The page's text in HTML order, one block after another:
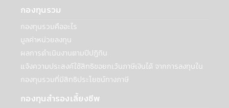
ปฏิบัติตามกฎหมาย กระบวนการทางกฎหมาย
หรือกฎข้อบังคับ เพื่อสนับสนุนการตรวจสอบ
การปฏิบัติตาม และหน้าที่การกำกับดูแลกิจการ
• หน่วยงานบังคับใช้กฎหมาย หน่วยงานที่
มีหน้าที่กำกับดูแล เจ้าหน้าที่ของรัฐ หรือบุคคล
ภายนอกอื่นๆ ที่มีความเกี่ยวข้องกับหมายเรียก
คำสั่งศาล หรือกระบวนการหรือข้อกำหนดทาง
กฎหมายอื่นๆ ภายใต้กฎหมายหรือกฎข้อบังคับ
หรือกฎหมายและกฎข้อบังคับของเขตอำนาจ
กองทุนรวม
กองทุนรวมคืออะไร
มูลค่าหน่วยลงทุน
ผลการดำเนินงานตามปีปฏิทิน
แจ้งความประสงค์ใช้สิทธิขอยกเว้นภาษีเงินได้ จากการลงทุนใน
กองทุนรวมที่มีสิทธิประโยชน์ทางภาษี
กองทุนสำรองเลี้ยงชีพ